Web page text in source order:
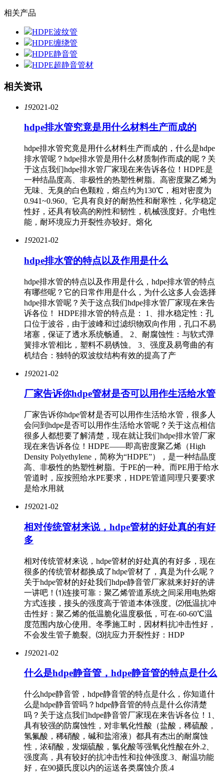
相关产品
HDPE波纹管
HDPE缠绕管
HDPE静音管
HDPE超静音管材
相关资讯
192021-02
hdpe排水管究竟是用什么材料生产而成的
hdpe排水管究竟是用什么材料生产而成的，什么是hdpe
排水管呢？hdpe排水管是用什么材质制作而成的呢？关
于这点我们hdpe排水管厂家现在来告诉各位！HDPE是
一种结晶度高、非极性的热塑性树脂。高密度聚乙烯为
无味、无臭的白色颗粒，熔点约为130℃，相对密度为
0.941~0.960。它具有良好的耐热性和耐寒性，化学稳定
性好，还具有较高的刚性和韧性，机械强度好。介电性
能，耐环境应力开裂性亦较好。熔化
192021-02
hdpe排水管的特点以及作用是什么
hdpe排水管的特点以及作用是什么，hdpe排水管的特点
有哪些呢？它的日常作用是什么，为什么这多人会选择
hdpe排水管呢？关于这点我们hdpe排水管厂家现在来告
诉各位！ HDPE排水管的特点是： 1、排水稳定性：孔
口位于波谷，由于波峰和过滤织物双向作用，孔口不易
堵塞，保证了透水系统畅通。 2、耐腐蚀性：与软式弹
簧排水管相比，塑料不易锈蚀。 3、强度及易弯曲的有
机结合：独特的双波纹结构有效的提高了产
192021-02
厂家告诉你hdpe管材是否可以用作生活给水管
厂家告诉你hdpe管材是否可以用作生活给水管，很多人
会问到hdpe是否可以用作生活给水管呢？关于这点相信
很多人都想要了解清楚，现在就让我们hdpe排水管厂家
现在来告诉各位！HDPE——即高密度聚乙烯（High
Density Polyethylene，简称为“HDPE”），是一种结晶度
高、非极性的热塑性树脂。于PE的一种。而PE用于给水
管道时，应按照给水PE要求，HDPE管道同理只要要求
是给水用就
192021-02
相对传统管材来说，hdpe管材的好处真的有好
多
相对传统管材来说，hdpe管材的好处真的有好多，现在
很多的传统管材都换成了hdpe管材了，真是为什么呢？
关于hdpe管材的好处我们hdpe静音管厂家就来好好的讲
一讲吧！⑴连接可靠：聚乙烯管道系统之间采用电热熔
方式连接，接头的强度高于管道本体强度。⑵低温抗冲
击性好：聚乙烯的低温脆化温度极低，可在-60-60℃温
度范围内放心使用。冬季施工时，因材料抗冲击性好，
不会发生管子脆裂。⑶抗应力开裂性好：HDP
192021-02
什么是hdpe静音管，hdpe静音管的特点是什么
什么hdpe静音管，hdpe静音管的特点是什么，你知道什
么是hdpe静音管吗？hdpe静音管的特点是什么你清楚
吗？关于这点我们hdpe静音管厂家现在来告诉各位！1、
具有较强的防腐蚀性，对非氧化性酸（盐酸，稀硫酸，
氢氟酸，稀硝酸，碱和盐溶液）都具有杰出的耐腐蚀
性，浓硝酸，发烟硫酸，氯化酸等强氧化性酸在外.2、
强度高，具有较好的抗冲击性和拉伸强度.3、耐温功能
好，在90摄氏度以内的运送各类腐蚀介质.4